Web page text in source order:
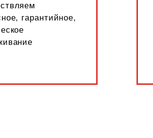
гарантийное,